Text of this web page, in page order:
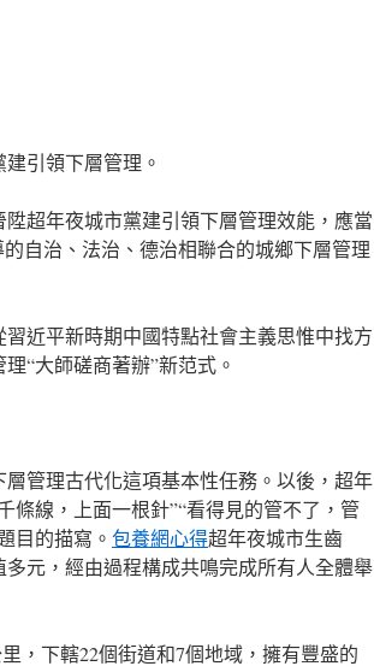
引領下層管理。
超年夜城市黨建引領下層管理效能，應當
自治、法治、德治相聯合的城鄉下層管理
近平新時期中國特點社會主義思惟中找方
“大師磋商著辦”新范式。
管理古代化這項基本性任務。以後，超年
條線，上面一根針”“看得見的管不了，管
目的描寫。 包養網心得超年夜城市生齒
元，經由過程構成共鳴完成所有人全體舉
，下轄22個街道和7個地域，擁有豐盛的